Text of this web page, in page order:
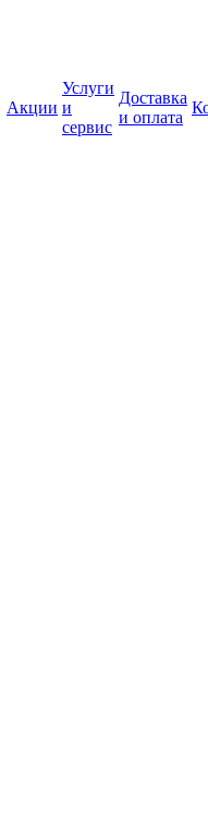
Акции
Услуги
и
сервис
Доставка
и оплата